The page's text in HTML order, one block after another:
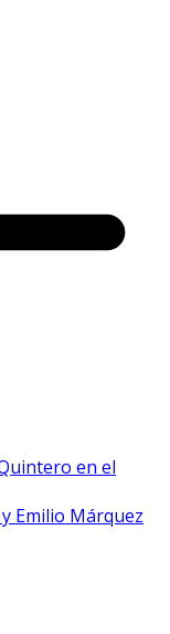
en el
Emilio Márquez